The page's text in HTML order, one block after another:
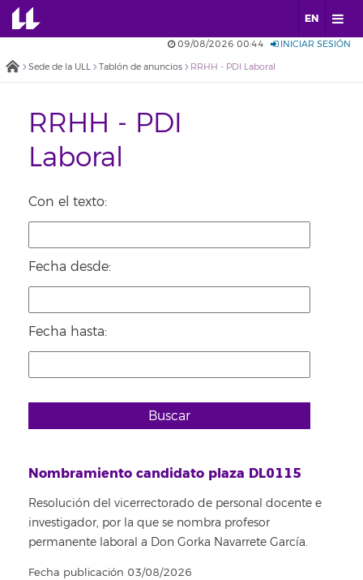
EN
09/08/2026 00:44 INICIAR SESIÓN
Sede de la ULL Tablón de anuncios RRHH - PDI Laboral
RRHH - PDI
Laboral
Con el texto:
Fecha desde:
Fecha hasta:
Buscar
Nombramiento candidato plaza DL0115
Resolución del vicerrectorado de personal docente e
investigador, por la que se nombra profesor
permanente laboral a Don Gorka Navarrete García.
Fecha publicación 03/08/2026